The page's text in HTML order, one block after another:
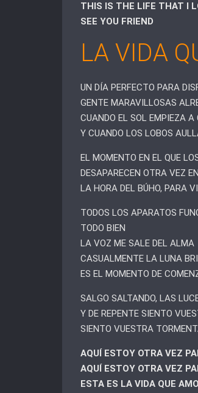
THIS IS THE LIFE THAT I
SEE YOU FRIEND
LA VIDA
UN DÍA PERFECTO PARA
GENTE MARAVILLOSAS
CUANDO EL SOL EMPIEZA A
Y CUANDO LOS LOBOS
EL MOMENTO EN EL QUE
DESAPARECEN OTRA VEZ
LA HORA DEL BÚHO, PARA
TODOS LOS APARATOS
TODO BIEN
LA VOZ ME SALE DEL ALMA
CASUALMENTE LA LUNA
ES EL MOMENTO DE
SALGO SALTANDO, LAS
Y DE REPENTE SIENTO
SIENTO VUESTRA
AQUÍ ESTOY OTRA VEZ
AQUÍ ESTOY OTRA VEZ
ESTA ES LA VIDA QUE AMO